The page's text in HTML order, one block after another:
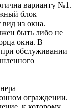
варианту №1.
блок
из окна.
быть либо не
окна. В
обслуживании
ограждении.